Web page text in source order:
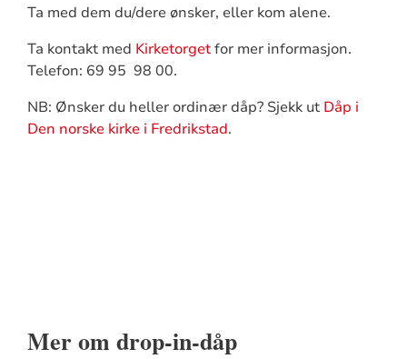
Ta med dem du/dere ønsker, eller kom alene.
Ta kontakt med Kirketorgetfor mer informasjon.
Telefon: 69 95 98 00.
NB: Ønsker du heller ordinær dåp? Sjekk ut Dåp i
Den norske kirke i Fredrikstad.
Mer om drop-in-dåp